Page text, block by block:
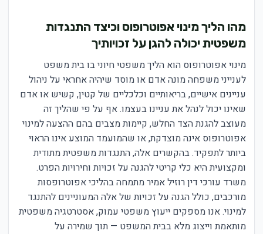
מהו הליך מינוי אפוטרופוס וכיצד התנגדות
משפטית יכולה להגן על זכויותיך
מינוי אפוטרופוס הוא הליך משפטי חיוני בו בית משפט
לענייני משפחה מונה אדם או מוסד שיהיה אחראי על ניהול
עניינים אישיים, בריאותיים וכלכליים של קטין, קשיש או אדם
שאינו יכול לנהל את עניינו בעצמו. אף על פי שהליך זה
מעוצב להגנת הצד החלש, קיימות מצבים בהם ההצעה למינוי
אפוטרופוס אינה מוצדקת, או שהמועמד המוצע אינו הראוי
ביותר לתפקיד. בהקשרים אלה, התנגדות משפטית מתודית
ומקצועית היא כלי קריטי להגנה על זכויות וחירויות הפרט.
משרד עורכי דין רוזיל אמיר מתמחה בהליכי אפוטרופסות
מורכבים, כולל הגנה על זכויות של אלה המעוניינים להתנגד
למינוי. אנו מספקים ייעוץ משפטי עמוק, אסטרטגיה משפטית
מותאמת וייצוג מלא בבית המשפט — תוך שמירה על